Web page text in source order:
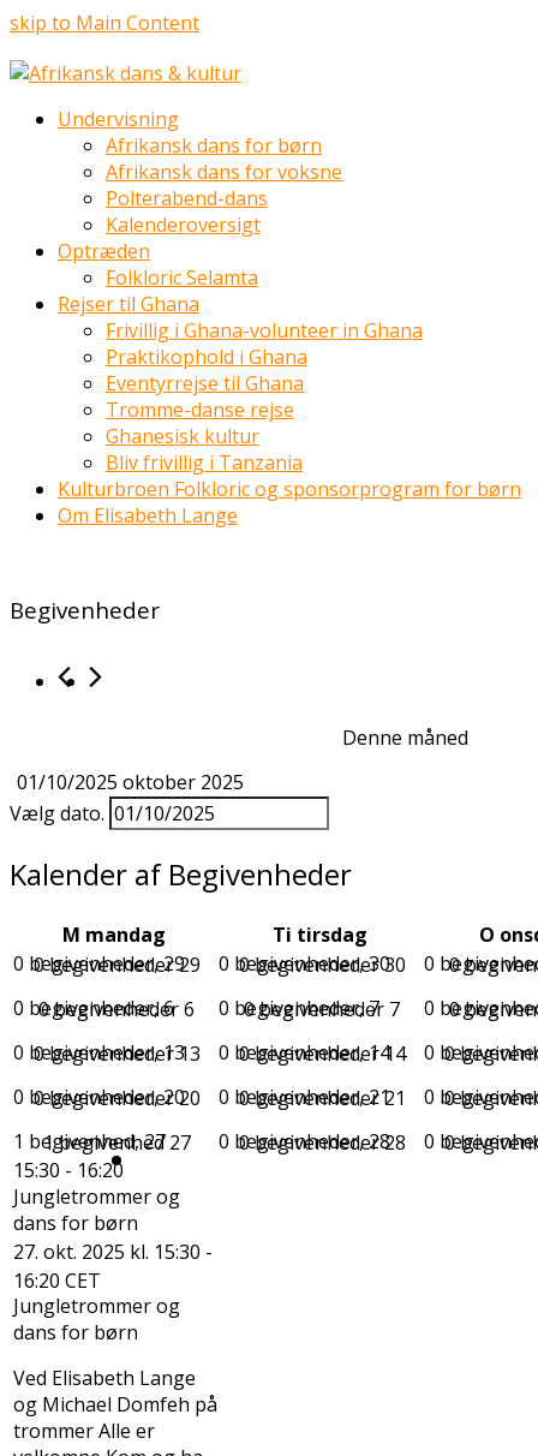
skip to Main Content
Undervisning
Afrikansk dans for børn
Afrikansk dans for voksne
Polterabend-dans
Kalenderoversigt
Optræden
Folkloric Selamta
Rejser til Ghana
Frivillig i Ghana-volunteer in Ghana
Praktikophold i Ghana
Eventyrrejse til Ghana
Tromme-danse rejse
Ghanesisk kultur
Bliv frivillig i Tanzania
Kulturbroen Folkloric og sponsorprogram for børn
Om Elisabeth Lange
Begivenheder
Denne måned
01/10/2025 oktober 2025
Vælg dato.
Kalender af Begivenheder
M mandag Ti tirsdag O
0 begivenheder29
0 begivenheder,29 0 begivenheder30
0 begivenheder,30 0
0
0 begivenheder6
0 begivenheder,6 0 begivenheder 7
0 begivenheder,7 0
0
0 begivenheder13
0 begivenheder,13 0 begivenheder14
0 begivenheder,14 0
0
0 begivenheder20
0 begivenheder,20 0 begivenheder21
0 begivenheder,21 0
0
1 begivenhed27
1 begivenhed,27
15:30 - 16:20
Jungletrommer og
dans for børn
27. okt. 2025 kl. 15:30 -
16:20 CET
Jungletrommer og
dans for børn
Ved Elisabeth Lange
og Michael Domfeh på
trommer Alle er
0 begivenheder28
0 begivenheder,28 0
0